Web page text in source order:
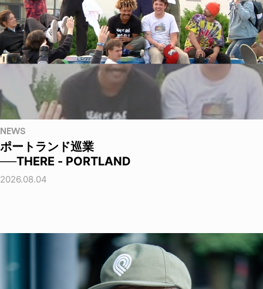
NEWS
ポートランド巡業
──THERE - PORTLAND
2026.08.04